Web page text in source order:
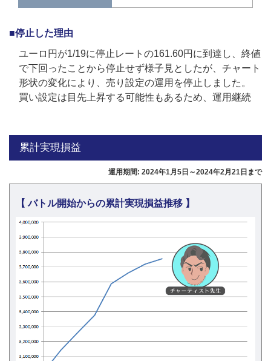
■停止した理由
ユーロ円が1/19に停止レートの161.60円に到達し、終値
で下回ったことから停止せず様子見としたが、チャート
形状の変化により、売り設定の運用を停止しました。
買い設定は目先上昇する可能性もあるため、運用継続
累計実現損益
運用期間: 2024年1月5日～2024年2月21日まで
【 バトル開始からの累計実現損益推移 】